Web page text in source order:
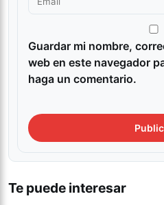
Guardar mi nombre,
web en este navegador
haga un comentario.
Te puede interesar